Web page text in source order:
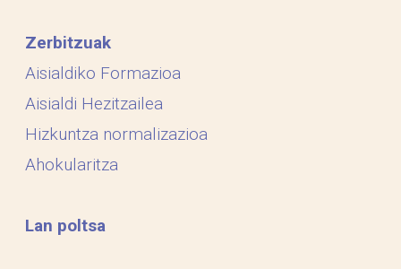
Zerbitzuak
Aisialdiko Formazioa
Aisialdi Hezitzailea
Hizkuntza normalizazioa
Ahokularitza
Lan poltsa